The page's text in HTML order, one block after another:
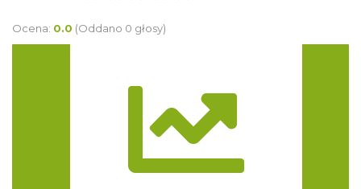
Ocena: 0.0 (Oddano 0 głosy)